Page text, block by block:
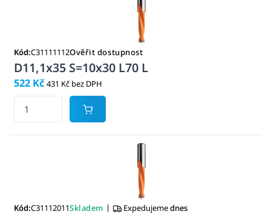
Kód:C31111112Ověřit dostupnost
D11,1x35 S=10x30 L70 L
522 Kč 431 Kč bez DPH
Kód:C31112011Skladem | Expedujemednes